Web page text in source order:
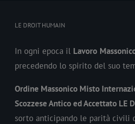
LE DROIT HUMAIN
In ogni epoca il Lavoro
precedendo lo spirito del suo
Ordine Massonico Misto
Scozzese Antico ed Accettato LE
sorto anticipando le parità civili